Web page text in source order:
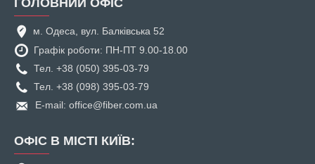
ГОЛОВНИЙ ОФІС
м. Одеса, вул. Балківська 52
Графік роботи: ПН-ПТ 9.00-18.00
Тел. +38 (050) 395-03-79
Тел. +38 (098) 395-03-79
E-mail: office@fiber.com.ua
ОФІС В МІСТІ КИЇВ: